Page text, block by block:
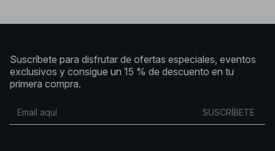
Suscríbete para disfrutar de ofertas especiales, eventos
exclusivos y consigue un 15 % de descuento en tu
primera compra.
SUSCRÍBETE